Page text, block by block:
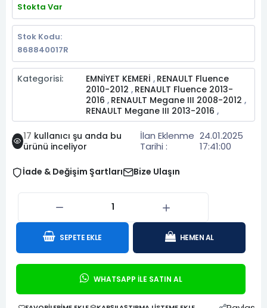
Stokta Var
Stok Kodu:
868840017R
Kategorisi: EMNİYET KEMERİ , RENAULT Fluence
2010-2012 , RENAULT Fluence 2013-
2016 , RENAULT Megane III 2008-2012 ,
RENAULT Megane III 2013-2016 ,
17 kullanıcı şu anda bu
ürünü inceliyor
İlan Eklenme
Tarihi :
24.01.2025
17:41:00
İade & Değişim Şartları Bize Ulaşın
SEPETE EKLE HEMEN AL
WHATSAPP İLE SATIN AL